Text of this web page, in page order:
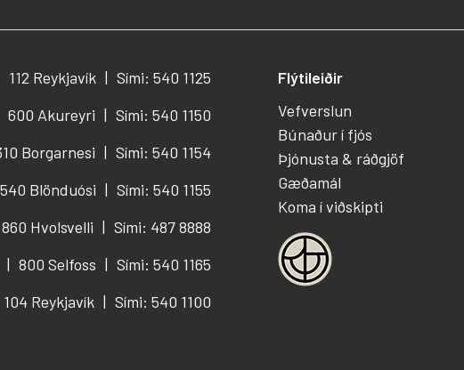
112 Reykjavík
Sími: 540 1125
600 Akureyri
Sími: 540 1150
Borgarnesi
Sími: 540 1154
540 Blönduósi
Sími: 540 1155
860 Hvolsvelli
Sími: 487 8888
800 Selfoss
Sími: 540 1165
104 Reykjavík
Sími: 540 1100
Flýtileiðir
Vefverslun
Búnaður í fjós
Þjónusta & ráðgjöf
Gæðamál
Koma í viðskipti